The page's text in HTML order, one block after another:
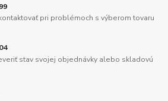
pri problémoch s výberom tovaru
stav svojej objednávky alebo skladovú